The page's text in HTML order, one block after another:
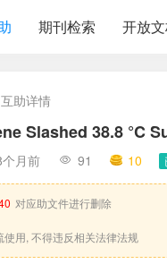
期刊检索 开放
助详情
Slashed 38.8 °C
月前 91 10
对应助文件进行删除
用, 不得违反相关法律法规